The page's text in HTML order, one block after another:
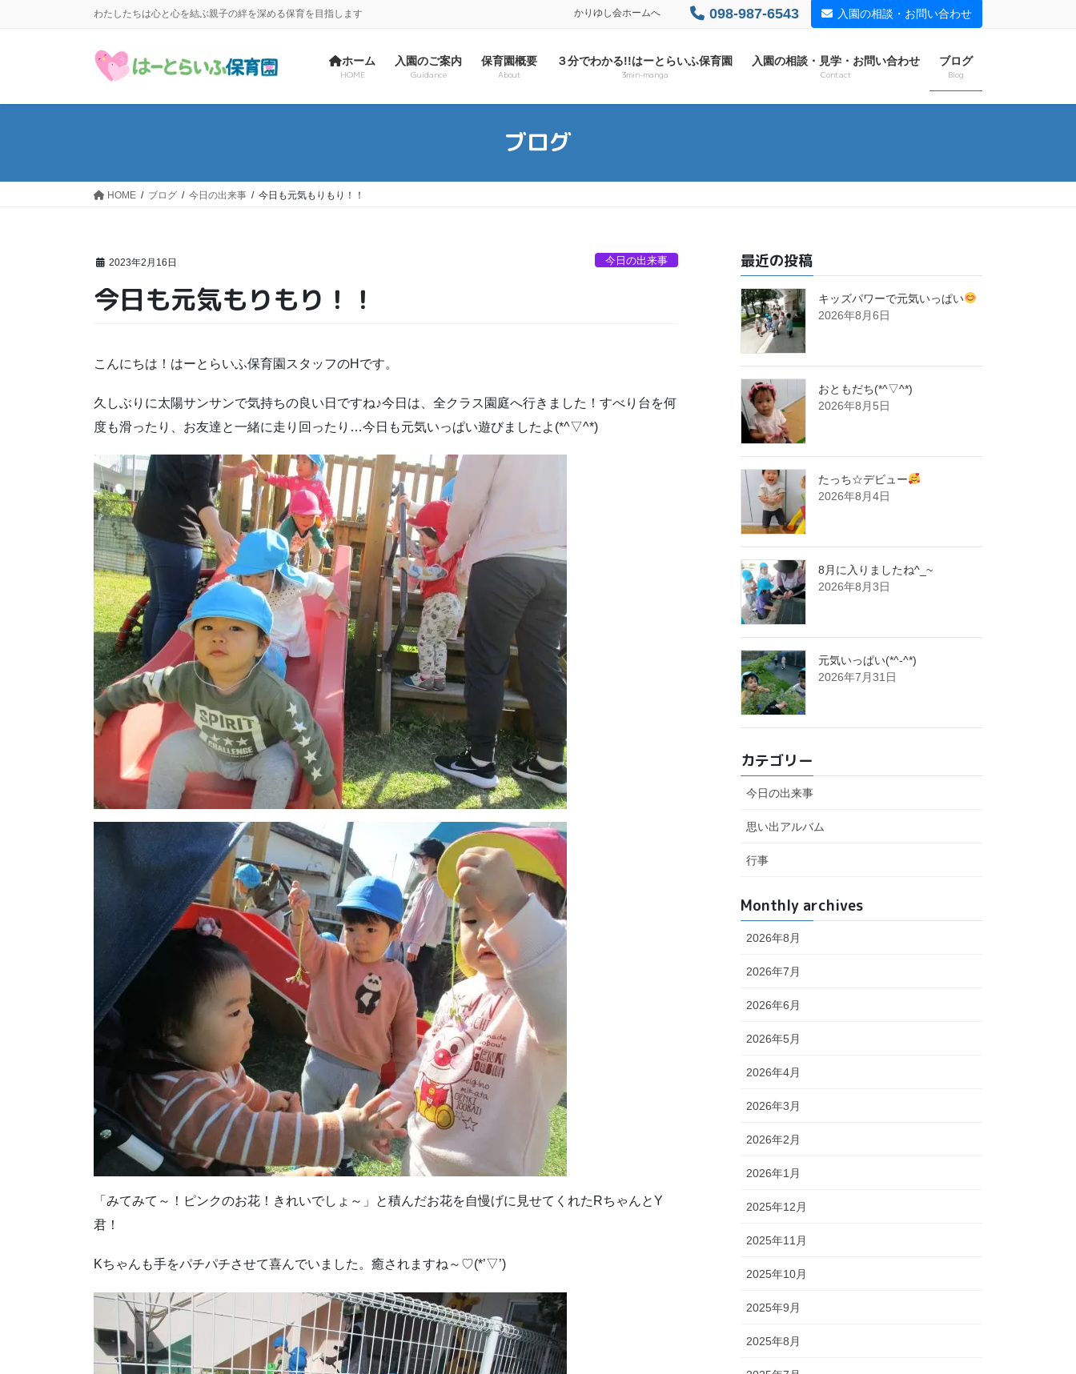
に
ョ
動
わたしたちは心と心を結ぶ親子の絆を深める保育を目指します かりゆし会ホームへ 098-987-6543 入園の相談・お問い合わせ
ホーム
HOME
入園のご案内
Guidance
保育園概要
About
３分でわかる!!はーとらいふ保育園
3min-manga
入園の相談・見学・お問い合わせ
Contact
ブログ
Blog
ブログ
HOME ブログ 今日の出来事 今日も元気もりもり！！
2023年2月16日 今日の出来事
今日も元気もりもり！！
こんにちは！はーとらいふ保育園スタッフのHです。
久しぶりに太陽サンサンで気持ちの良い日ですね♪今日は、全クラス園庭へ行きました！すべり台を何
度も滑ったり、お友達と一緒に走り回ったり…今日も元気いっぱい遊びましたよ(*^▽^*)
「みてみて～！ピンクのお花！きれいでしょ～」と積んだお花を自慢げに見せてくれたRちゃんとY
君！
Kちゃんも手をパチパチさせて喜んでいました。癒されますね～♡(*’▽’)
最近の投稿
キッズパワーで元気いっぱい
2026年8月6日
おともだち(*^▽^*)
2026年8月5日
たっち☆デビュー
2026年8月4日
8月に入りましたね^_~
2026年8月3日
元気いっぱい(*^-^*)
2026年7月31日
カテゴリー
今日の出来事
思い出アルバム
行事
Monthly archives
2026年8月
2026年7月
2026年6月
2026年5月
2026年4月
2026年3月
2026年2月
2026年1月
2025年12月
2025年11月
2025年10月
2025年9月
2025年8月